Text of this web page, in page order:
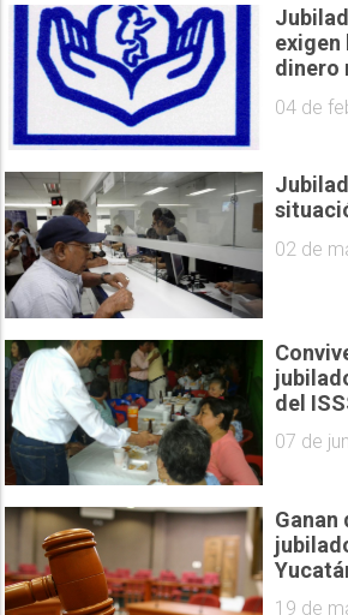
dinero
04 de
02 de
del
07 de
Ganan
19 de